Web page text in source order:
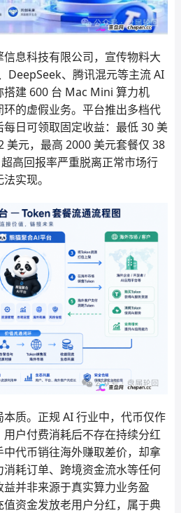
息科技有限公司，宣传物料大
DeepSeek、腾讯混元等主流 AI
搭建 600 台 Mac Mini 算力机
的虚假业务。平台推出多档代
日可领取固定收益：最低 30 美
美元，最高 2000 美元套餐仅 38
高回报率严重脱离正常市场行
实现。
质。正规 AI 行业中，代币仅作
户付费消耗后不存在持续分红
代币销往海外赚取差价，却拿
耗订单、跨境资金流水等任何
并非来源于真实算力业务盈
资金发放老用户分红，属于典